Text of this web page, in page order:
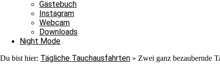
Gästebuch
Instagram
Webcam
Downloads
Night Mode
Du bist hier: Tägliche Tauchausfahrten » Zwei ganz bezaubernde
Tauchplatz 1: Carlson’s Corner
Tauchplatz 2: Erg Somaya
Tauchplatz 3: Balena
An diesem wunderschönen Sonntagmorgen starteten wir unseren